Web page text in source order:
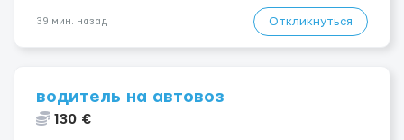
39 мин. назад Откликнуться
водитель на автовоз
130 €